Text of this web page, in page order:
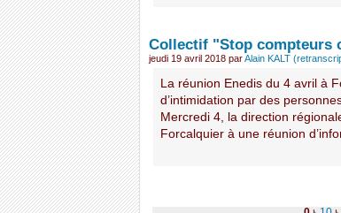
Collectif "Stop compteurs
jeudi 19 avril 2018 parAlain KALT
La réunion Enedis du 4 avril à
d’intimidation par des
Mercredi 4, la direction
Forcalquier à une réunion